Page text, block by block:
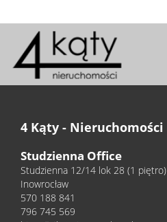
4 Kąty - Nieruchomości
Studzienna Office
Studzienna 12/14 lok 28 (1 piętro)
Inowrocław
570 188 841
796 745 569